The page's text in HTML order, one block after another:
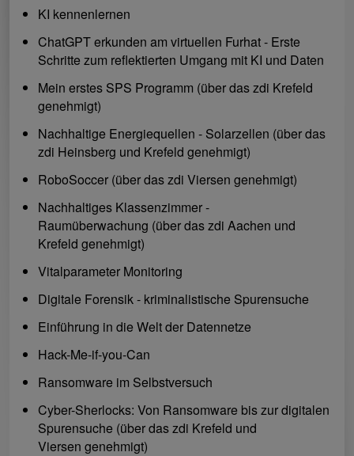
KI kennenlernen
ChatGPT erkunden am virtuellen Furhat - Erste
Schritte zum reflektierten Umgang mit KI und Daten
Mein erstes SPS Programm (über das zdi Krefeld
genehmigt)
Nachhaltige Energiequellen - Solarzellen (über das
zdi Heinsberg und Krefeld genehmigt)
RoboSoccer (über das zdi Viersen genehmigt)
Nachhaltiges Klassenzimmer -
Raumüberwachung (über das zdi Aachen und
Krefeld genehmigt)
Vitalparameter Monitoring
Digitale Forensik - kriminalistische Spurensuche
Einführung in die Welt der Datennetze
Hack-Me-if-you-Can
Ransomware im Selbstversuch
Cyber-Sherlocks: Von Ransomware bis zur digitalen
Spurensuche (über das zdi Krefeld und
Viersen genehmigt)